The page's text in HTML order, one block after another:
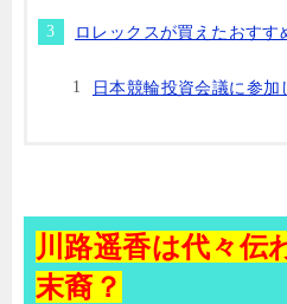
ロレックスが買えたおすす
日本競輪投資会議に参加
川路遥香は代々伝
末裔？